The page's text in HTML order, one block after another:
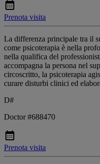
Prenota visita
La differenza principale tra il
come psicoterapia è nella
nella qualifica del
accompagna la persona nel
circoscritto, la psicoterapia
curare disturbi clinici ed
D#
Doctor #688470
Prenota visita